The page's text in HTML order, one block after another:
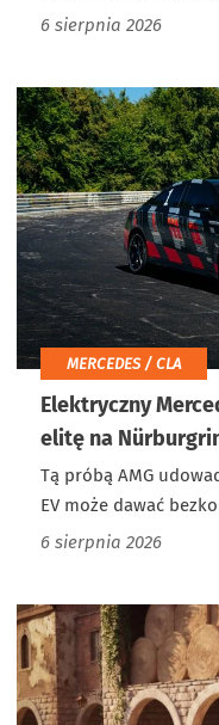
6 sierpnia 2026
MERCEDES / CLA
Elektryczny
elitę na
Tą próbą AMG
EV może dawać
6 sierpnia 2026